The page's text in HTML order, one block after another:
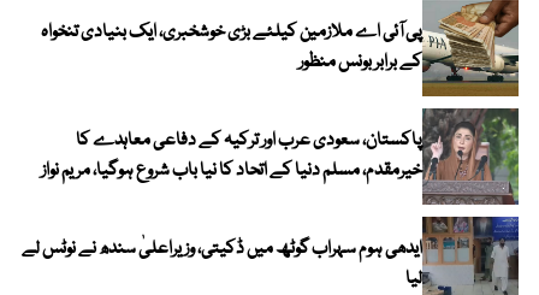
پی آئی اے ملازمین کیلئے بڑی خوشخبری، ایک بنیادی تنخواہ
کے برابر بونس منظور
پاکستان، سعودی عرب اور ترکیہ کے دفاعی معاہدے کا
خیرمقدم، مسلم دنیا کے اتحاد کا نیا باب شروع ہوگیا، مریم نواز
ایدھی ہوم سہراب گوٹھ میں ڈکیتی، وزیراعلیٰ سندھ نے نوٹس لے
لیا